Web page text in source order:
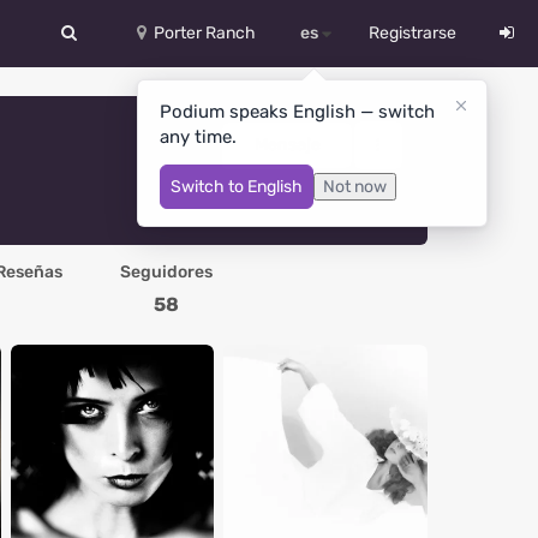
Porter Ranch es
English
Español
Registrarse
Podium speaks English — switch
any time.
Switch to English Not now
Seguidores
58